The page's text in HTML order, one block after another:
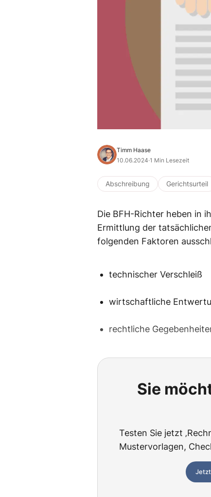
Timm Haase
10.06.2024·1 Min Lesezeit
Abschreibung Gerichtsurteil
Die BFH-Richter heben in
Ermittlung der
folgenden Faktoren
technischer Verschleiß
wirtschaftliche
rechtliche
Sie
Testen Sie jetzt
Mustervorlagen,